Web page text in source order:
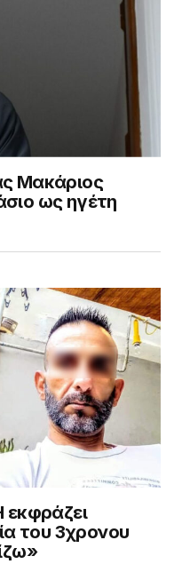
Μακάριος
ως ηγέτη
εκφράζει
του 3χρονου